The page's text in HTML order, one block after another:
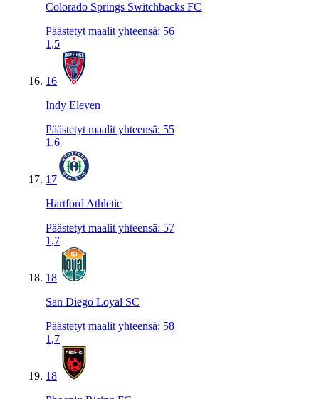
Colorado Springs Switchbacks FC
Päästetyt maalit yhteensä: 56
1,5
16
Indy Eleven
Päästetyt maalit yhteensä: 55
1,6
17
Hartford Athletic
Päästetyt maalit yhteensä: 57
1,7
18
San Diego Loyal SC
Päästetyt maalit yhteensä: 58
1,7
18